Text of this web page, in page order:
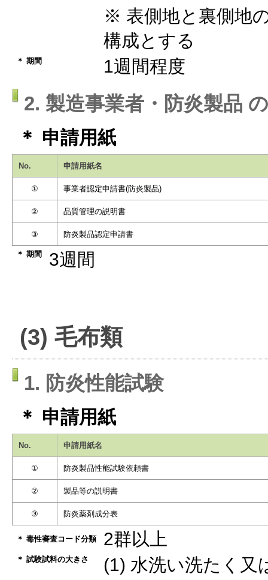
※ 表側地と裏側地
構成とする
＊ 期間 1週間程度
2. 製造事業者・防炎製品
＊ 申請用紙
No. 申請用紙名
① 事業者認定申請書(防炎製品)
② 品質管理の説明書
③ 防炎製品認定申請書
＊ 期間 3週間
(3) 毛布類
1. 防炎性能試験
＊ 申請用紙
No. 申請用紙名
① 防炎製品性能試験依頼書
② 製品等の説明書
③ 防炎薬剤成分表
＊ 毒性審査コード分類 2群以上
＊ 試験試料の大きさ
(1) 水洗い洗たく又